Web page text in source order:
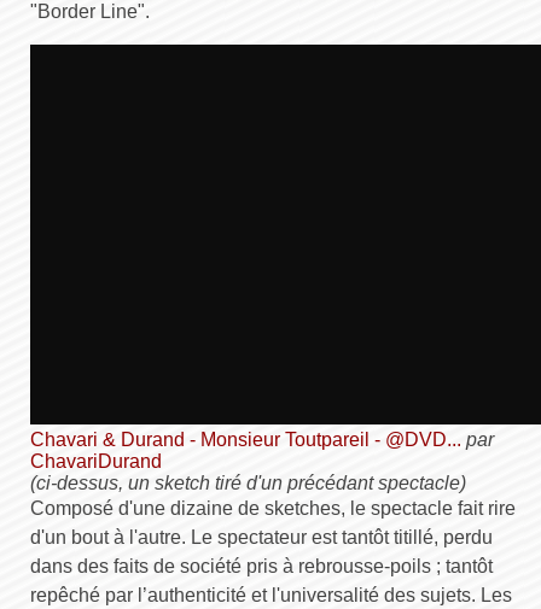
"Border Line".
Chavari & Durand - Monsieur Toutpareil - @DVD... par
ChavariDurand
(ci-dessus, un sketch tiré d'un précédant spectacle)
Composé d'une dizaine de sketches, le spectacle fait rire
d'un bout à l'autre. Le spectateur est tantôt titillé, perdu
dans des faits de société pris à rebrousse-poils ; tantôt
repêché par l’authenticité et l'universalité des sujets. Les